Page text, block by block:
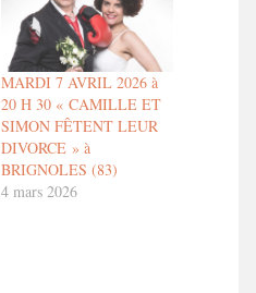
MARDI 7 AVRIL 2026 à
20 H 30 « CAMILLE ET
SIMON FÊTENT LEUR
DIVORCE » à
BRIGNOLES (83)
4 mars 2026